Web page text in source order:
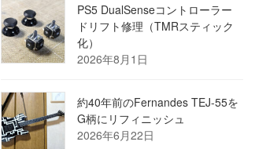
PS5 DualSenseコントローラー
ドリフト修理（TMRスティック
化）
2026年8月1日
約40年前のFernandes TEJ-55を
G柄にリフィニッシュ
2026年6月22日